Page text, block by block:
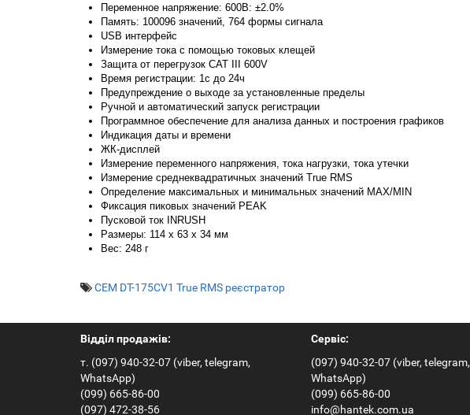
Переменное напряжение: 600В: ±2.0%
Память: 100096 значений, 764 формы сигнала
USB интерфейс
Измерение тока с помощью токовых клещей
Защита от перегрузок CAT III 600V
Время регистрации: 1с до 24ч
Предупреждение о выходе за установленные пределы
Ручной и автоматический запуск регистрации
Программное обеспечение для анализа данных и построения графиков
Индикация даты и времени
ЖК-дисплей
Измерение переменного напряжения, тока нагрузки, тока утечки
Измерение среднеквадратичных значений True RMS
Определение максимальных и минимальных значений MAX/MIN
Фиксация пиковых значений PEAK
Пусковой ток INRUSH
Размеры: 114 x 63 x 34 мм
Вес: 248 г
CEM DT-175CV1 True RMS реєстратор
Відділ продажів:
т. (097) 940-32-07 (viber, telegram,
WhatsApp)
(099) 665-86-00
(097) 472-38-56
Сервіс:
(097) 940-32-07 (viber, telegram,
WhatsApp)
(099) 665-86-00
info@hantek.com.ua